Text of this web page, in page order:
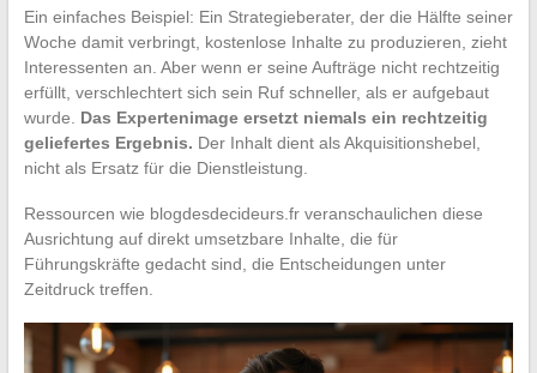
Ein einfaches Beispiel: Ein Strategieberater, der die Hälfte seiner
Woche damit verbringt, kostenlose Inhalte zu produzieren, zieht
Interessenten an. Aber wenn er seine Aufträge nicht rechtzeitig
erfüllt, verschlechtert sich sein Ruf schneller, als er aufgebaut
wurde. Das Expertenimage ersetzt niemals ein rechtzeitig
geliefertes Ergebnis. Der Inhalt dient als Akquisitionshebel,
nicht als Ersatz für die Dienstleistung.
Ressourcen wie blogdesdecideurs.fr veranschaulichen diese
Ausrichtung auf direkt umsetzbare Inhalte, die für
Führungskräfte gedacht sind, die Entscheidungen unter
Zeitdruck treffen.